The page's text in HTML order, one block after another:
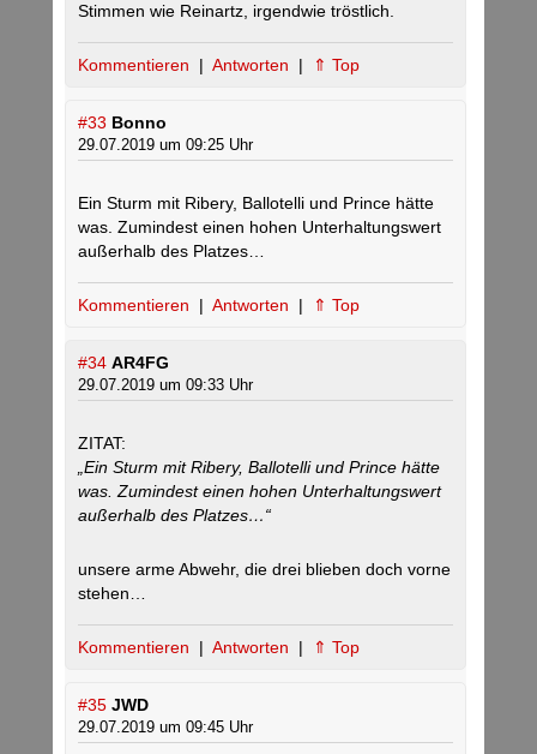
Stimmen wie Reinartz, irgendwie tröstlich.
Kommentieren | Antworten | ⇑ Top
#33 Bonno
29.07.2019 um 09:25 Uhr
Ein Sturm mit Ribery, Ballotelli und Prince hätte
was. Zumindest einen hohen Unterhaltungswert
außerhalb des Platzes…
Kommentieren | Antworten | ⇑ Top
#34 AR4FG
29.07.2019 um 09:33 Uhr
ZITAT:
„Ein Sturm mit Ribery, Ballotelli und Prince hätte
was. Zumindest einen hohen Unterhaltungswert
außerhalb des Platzes…“
unsere arme Abwehr, die drei blieben doch vorne
stehen…
Kommentieren | Antworten | ⇑ Top
#35 JWD
29.07.2019 um 09:45 Uhr